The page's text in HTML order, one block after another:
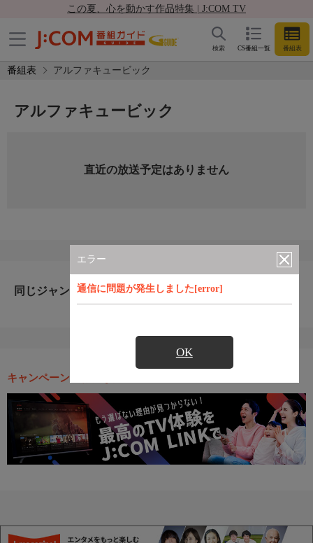
この夏、心を動かす作品特集 | J:COM TV
CS番組一覧 番組表
検索
番組表 アルファキュービック
エラー
通信に問題が発生しました[error]
OK
アルファキュービック
直近の放送予定はありません
同じジャンルのおすすめ番組
キャンペーン・お得な情報